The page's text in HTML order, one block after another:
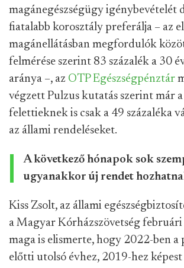
magánegészségügy igénybevételét
fiatalabb korosztály preferálja – az
magánellátásban megfordulók
felmérése szerint 83 százalék a 30
aránya –, az OTP Egészségpénztár
végzett Pulzus kutatás szerint már
felettieknek is csak a 49 százaléka
az állami rendeléseket.
A következő hónapok sok
ugyanakkor új rendet
Kiss Zsolt, az állami
a Magyar Kórházszövetség
maga is elismerte, hogy 2022-ben a
előtti utolsó évhez, 2019-hez